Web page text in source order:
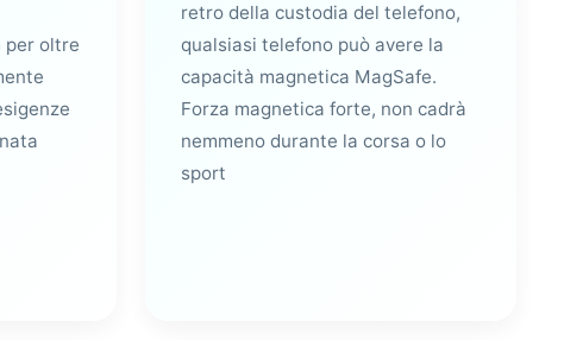
per oltre
retro della custodia del telefono,
qualsiasi telefono può avere la
capacità magnetica MagSafe.
Forza magnetica forte, non cadrà
nemmeno durante la corsa o lo
sport